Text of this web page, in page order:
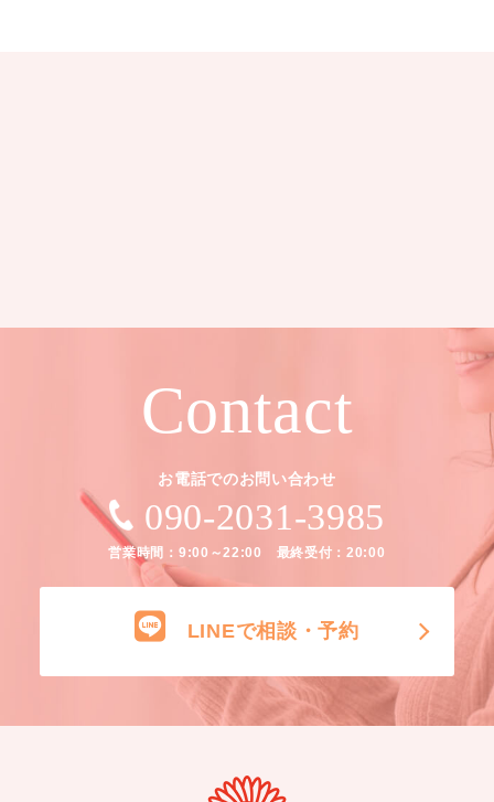
Contact
お電話でのお問い合わせ
090-2031-3985
営業時間：9:00～22:00 最終受付：20:00
LINEで相談・予約